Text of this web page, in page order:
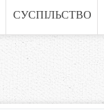
СУСПІЛЬСТВО